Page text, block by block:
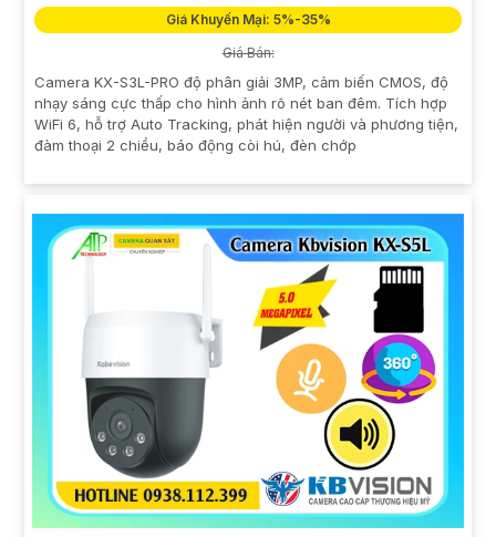
Giá Khuyến Mại: 5%-35%
Giá Bán:
Camera KX-S3L-PRO độ phân giải 3MP, cảm biến CMOS, độ
nhạy sáng cực thấp cho hình ảnh rõ nét ban đêm. Tích hợp
WiFi 6, hỗ trợ Auto Tracking, phát hiện người và phương tiện,
đàm thoại 2 chiều, báo động còi hú, đèn chớp